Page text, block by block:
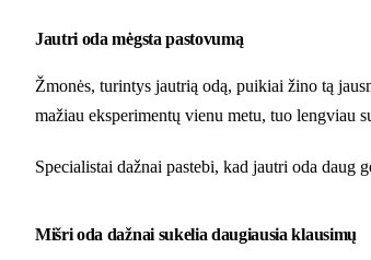
Jautri oda mėgsta pastovumą
Žmonės, turintys jautrią odą, puikiai žino tą
mažiau eksperimentų vienu metu, tuo lengviau
Specialistai dažnai pastebi, kad jautri oda daug
Mišri oda dažnai sukelia daugiausia klausimų